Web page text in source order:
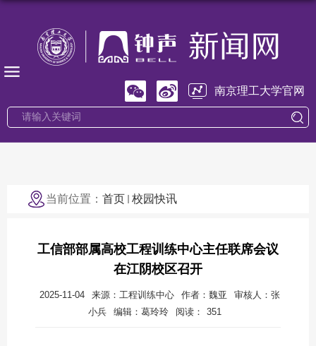
南京理工大学官网
当前位置： 首页 校园快讯
工信部部属高校工程训练中心主任联席会议
在江阴校区召开
2025-11-04 来源：工程训练中心 作者：魏亚
审核人：张
小兵
编辑：葛玲玲 阅读： 351